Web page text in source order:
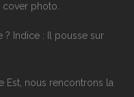
photo.
? Indice : Il pousse sur
Est, nous rencontrons la